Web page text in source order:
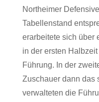
Northeimer
Tabellenstand
erarbeitete sich über
in der ersten
Führung. In der
Zuschauer dann das
verwalteten die